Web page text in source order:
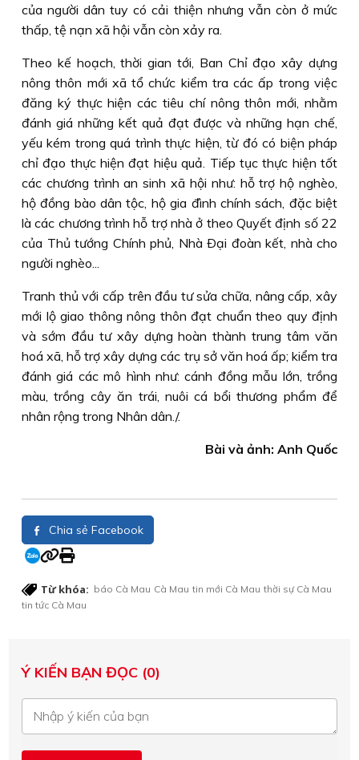
của người dân tuy có cải thiện nhưng vẫn còn ở mức
thấp, tệ nạn xã hội vẫn còn xảy ra.
Theo kế hoạch, thời gian tới, Ban Chỉ đạo xây dựng
nông thôn mới xã tổ chức kiểm tra các ấp trong việc
đăng ký thực hiện các tiêu chí nông thôn mới, nhằm
đánh giá những kết quả đạt được và những hạn chế,
yếu kém trong quá trình thực hiện, từ đó có biện pháp
chỉ đạo thực hiện đạt hiệu quả. Tiếp tục thực hiện tốt
các chương trình an sinh xã hội như: hỗ trợ hộ nghèo,
hộ đồng bào dân tộc, hộ gia đình chính sách, đặc biệt
là các chương trình hỗ trợ nhà ở theo Quyết định số 22
của Thủ tướng Chính phủ, Nhà Ðại đoàn kết, nhà cho
người nghèo...
Tranh thủ với cấp trên đầu tư sửa chữa, nâng cấp, xây
mới lộ giao thông nông thôn đạt chuẩn theo quy định
và sớm đầu tư xây dựng hoàn thành trung tâm văn
hoá xã, hỗ trợ xây dựng các trụ sở văn hoá ấp; kiểm tra
đánh giá các mô hình như: cánh đồng mẫu lớn, trồng
màu, trồng cây ăn trái, nuôi cá bổi thương phẩm để
nhân rộng trong Nhân dân./.
Bài và ảnh: Anh Quốc
Chia sẻ Facebook
Từ khóa: báo Cà Mau Cà Mau tin mới Cà Mau thời sự Cà Mau
tin tức Cà Mau
Ý KIẾN BẠN ĐỌC (0)